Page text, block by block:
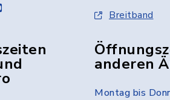
youtube
Breitband
anderen
Montag bis